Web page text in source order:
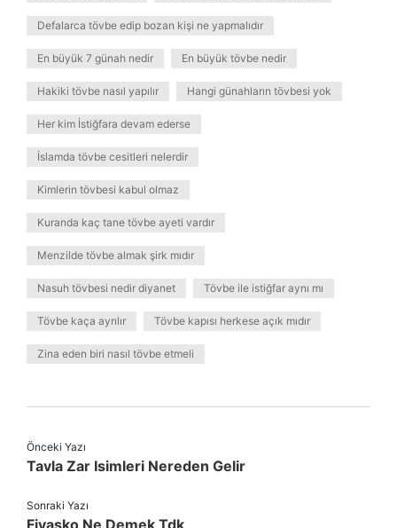
Defalarca tövbe edip bozan kişi ne yapmalıdır
En büyük 7 günah nedir En büyük tövbe nedir
Hakiki tövbe nasıl yapılır Hangi günahların tövbesi yok
Her kim İstiğfara devam ederse
İslamda tövbe cesitleri nelerdir
Kimlerin tövbesi kabul olmaz
Kuranda kaç tane tövbe ayeti vardır
Menzilde tövbe almak şirk mıdır
Nasuh tövbesi nedir diyanet Tövbe ile istiğfar aynı mı
Tövbe kaça ayrılır Tövbe kapısı herkese açık mıdır
Zina eden biri nasıl tövbe etmeli
Önceki Yazı
Tavla Zar Isimleri Nereden Gelir
Sonraki Yazı
Fiyasko Ne Demek Tdk